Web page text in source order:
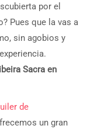
por el
Pues que la vas a
sin agobios y
Sacra en
de
un gran